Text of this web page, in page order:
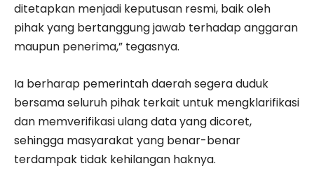
ditetapkan menjadi keputusan resmi, baik oleh
pihak yang bertanggung jawab terhadap anggaran
maupun penerima,” tegasnya.
Ia berharap pemerintah daerah segera duduk
bersama seluruh pihak terkait untuk mengklarifikasi
dan memverifikasi ulang data yang dicoret,
sehingga masyarakat yang benar-benar
terdampak tidak kehilangan haknya.